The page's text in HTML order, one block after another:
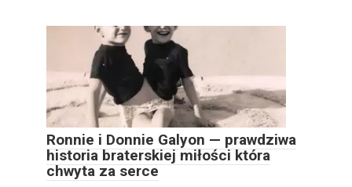
Ronnie i Donnie Galyon — prawdziwa
historia braterskiej miłości która
chwyta za serce